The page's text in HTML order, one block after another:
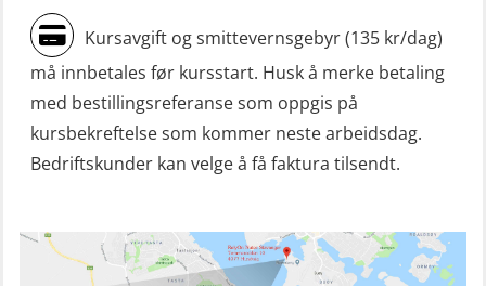
Mann-Over-Bord (hurtiggående) liten
båt m/mørkekjøring – repetisjon
(OSE151)
Mann-Over-Bord (hurtiggående) liten
båt u/mørkekjøring – grunnleggende
Mann-Over-Bord liten båt (MOB)
u/mørkekjøring – repetisjon (OSE152)
Kursavgift og smittevernsgebyr (135 kr/dag)
må innbetales før kursstart. Husk å merke betaling
med bestillingsreferanse som oppgis på
kursbekreftelse som kommer neste arbeidsdag.
Bedriftskunder kan velge å få faktura tilsendt.